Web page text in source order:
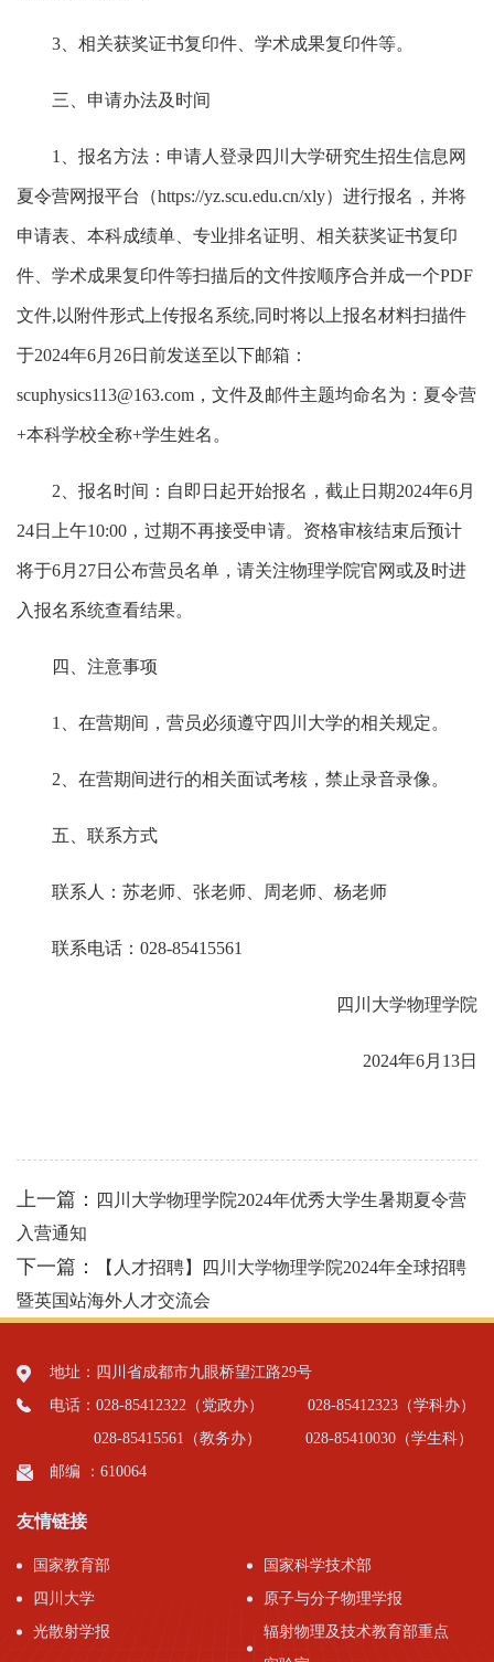
3、相关获奖证书复印件、学术成果复印件等。
三、申请办法及时间
1、报名方法：申请人登录四川大学研究生招生信息网
夏令营网报平台（https://yz.scu.edu.cn/xly）进行报名，并将
申请表、本科成绩单、专业排名证明、相关获奖证书复印
件、学术成果复印件等扫描后的文件按顺序合并成一个PDF
文件,以附件形式上传报名系统,同时将以上报名材料扫描件
于2024年6月26日前发送至以下邮箱：
scuphysics113@163.com，文件及邮件主题均命名为：夏令营
+本科学校全称+学生姓名。
2、报名时间：自即日起开始报名，截止日期2024年6月
24日上午10:00，过期不再接受申请。资格审核结束后预计
将于6月27日公布营员名单，请关注物理学院官网或及时进
入报名系统查看结果。
四、注意事项
1、在营期间，营员必须遵守四川大学的相关规定。
2、在营期间进行的相关面试考核，禁止录音录像。
五、联系方式
联系人：苏老师、张老师、周老师、杨老师
联系电话：028-85415561
四川大学物理学院
2024年6月13日
上一篇：
四川大学物理学院2024年优秀大学生暑期夏令营
入营通知
下一篇：
【人才招聘】四川大学物理学院2024年全球招聘
暨英国站海外人才交流会
地址：四川省成都市九眼桥望江路29号
电话：028-85412322（党政办）
028-85412323（学科办）
028-85415561（教务办）
028-85410030（学生科）
邮编 ：610064
友情链接
国家教育部
国家科学技术部
四川大学
原子与分子物理学报
光散射学报
辐射物理及技术教育部重点